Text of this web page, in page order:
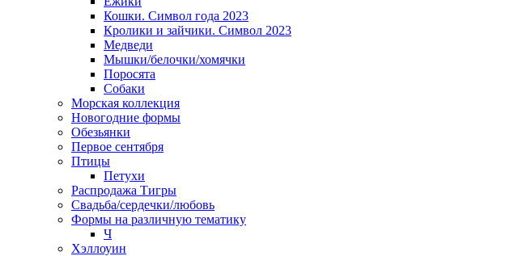
Кошки. Символ года 2023
Кролики и зайчики. Символ 2023
Медведи
Мышки/белочки/хомячки
Поросята
Собаки
Морская коллекция
Новогодние формы
Обезьянки
Первое сентября
Птицы
Петухи
Распродажа Тигры
Свадьба/сердечки/любовь
Формы на различную тематику
Ч
Хэллоуин